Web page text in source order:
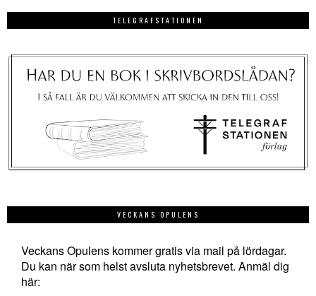
TELEGRAFSTATIONEN
VECKANS OPULENS
Veckans Opulens kommer gratis via mail på lördagar.
Du kan när som helst avsluta nyhetsbrevet. Anmäl dig
här: